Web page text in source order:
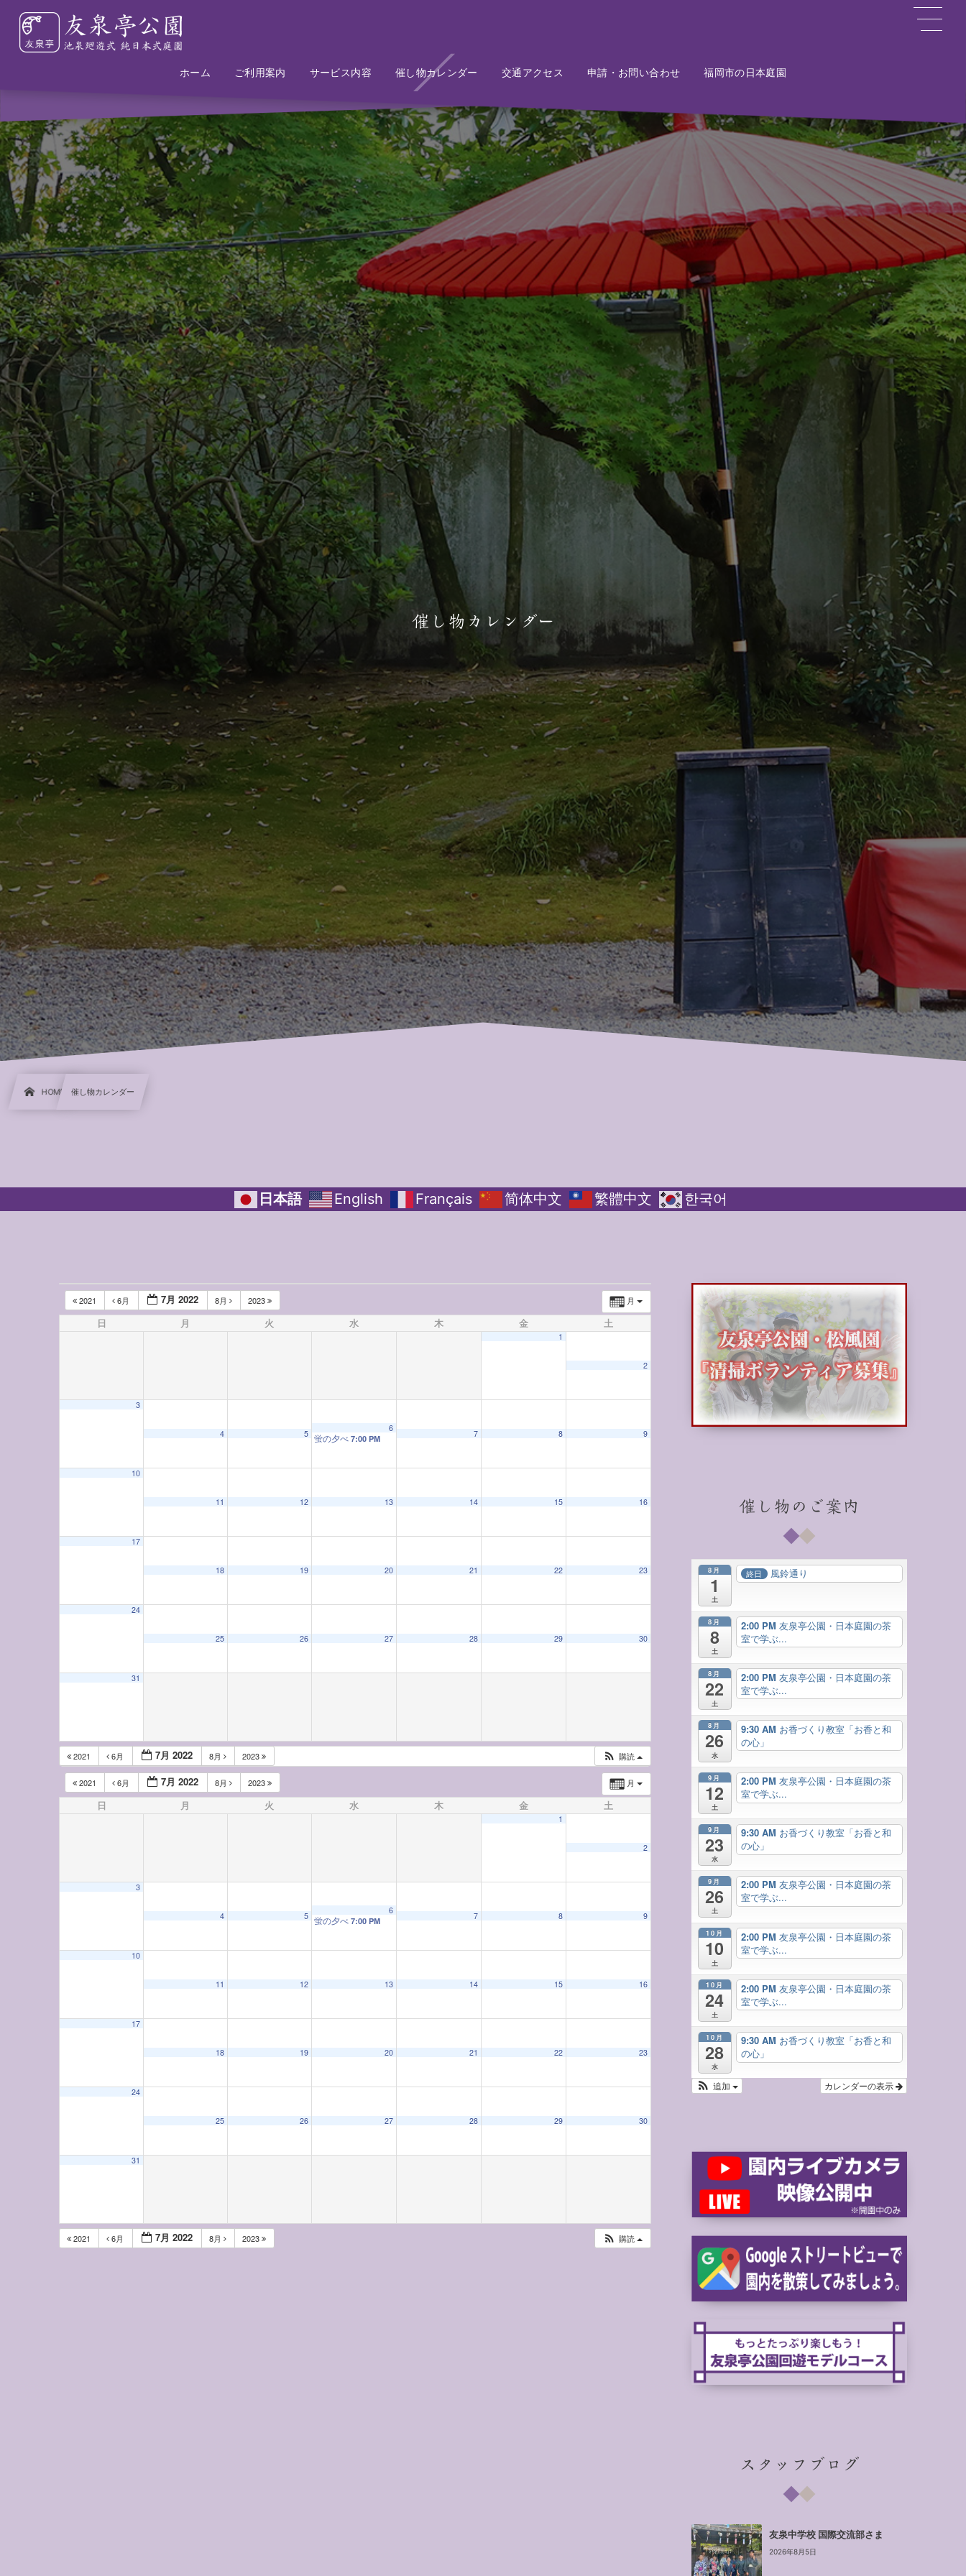
ホーム
Home ご利用案内
Information サービス内容
Service 催し物カレンダー
Event 交通アクセス
Access 申請・お問い合わせ
Contact 福岡市の日本庭園
Potal
催し物カレンダー
HOME 催し物カレンダー
日本語 English Français 简体中文 繁體中文 한국어
月
2021 6月 7月 2022 8月 2023
日 月 火 水 木 金 土
1
2
3
4 5
6
蛍の夕べ 7:00 PM 7 8 9
10
11 12 13 14 15 16
17
18 19 20 21 22 23
24
25 26 27 28 29 30
31
2021 6月 7月 2022 8月 2023 購読
月
2021 6月 7月 2022 8月 2023
日 月 火 水 木 金 土
1
2
3
4 5
6
蛍の夕べ 7:00 PM 7 8 9
10
11 12 13 14 15 16
17
18 19 20 21 22 23
24
25 26 27 28 29 30
31
2021 6月 7月 2022 8月 2023 購読
催し物のご案内
8月
1
土
終日 風鈴通り
8月
8
土
2:00 PM 友泉亭公園・日本庭園の茶
室で学ぶ...
8月
22
土
2:00 PM 友泉亭公園・日本庭園の茶
室で学ぶ...
8月
26
水
9:30 AM お香づくり教室「お香と和
の心」
9月
12
土
2:00 PM 友泉亭公園・日本庭園の茶
室で学ぶ...
9月
23
水
9:30 AM お香づくり教室「お香と和
の心」
9月
26
土
2:00 PM 友泉亭公園・日本庭園の茶
室で学ぶ...
10月
10
土
2:00 PM 友泉亭公園・日本庭園の茶
室で学ぶ...
10月
24
土
2:00 PM 友泉亭公園・日本庭園の茶
室で学ぶ...
10月
28
水
9:30 AM お香づくり教室「お香と和
の心」
カレンダーの表示
追加
スタッフブログ
友泉中学校 国際交流部さま
2026年8月5日